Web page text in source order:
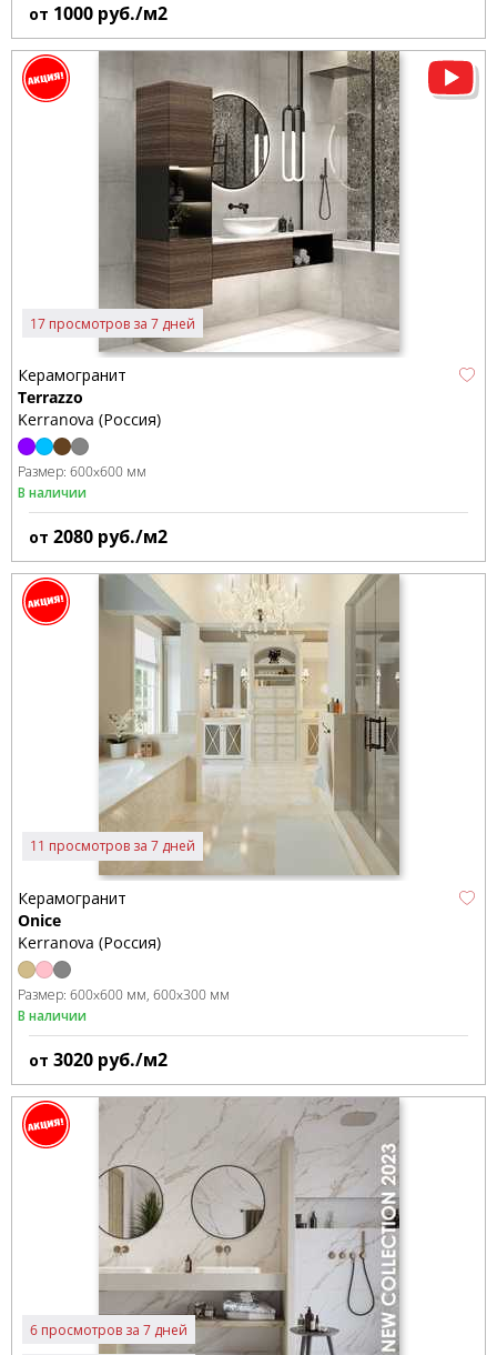
от 1000 руб./м2
17 просмотров за 7 дней
Керамогранит
Terrazzo
Kerranova (Россия)
Размер: 600x600 мм
В наличии
от 2080 руб./м2
11 просмотров за 7 дней
Керамогранит
Onice
Kerranova (Россия)
Размер: 600x600 мм 600x300 мм
В наличии
от 3020 руб./м2
6 просмотров за 7 дней